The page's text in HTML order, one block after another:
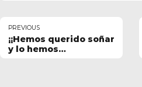
PREVIOUS
¡¡Hemos querido soñar
y lo hemos